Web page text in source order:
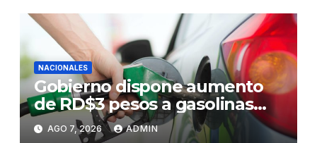
NACIONALES
Gobierno dispone aumento
de RD$3 pesos a gasolinas
premium y regular
AGO 7, 2026 ADMIN